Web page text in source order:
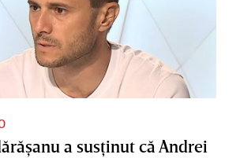
a susţinut că Andrei